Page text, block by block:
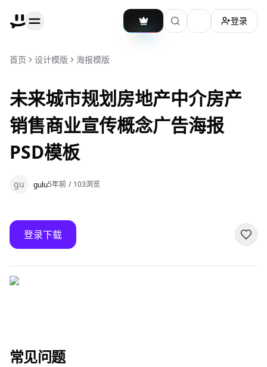
加载主题切换
登录
首页 设计模版 海报模版
未来城市规划房地产中介房产
销售商业宣传概念广告海报
PSD模板
gu gulu5年前 / 103浏览
登录下载
常见问题